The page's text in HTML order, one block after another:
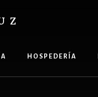
HOSPEDERÍA